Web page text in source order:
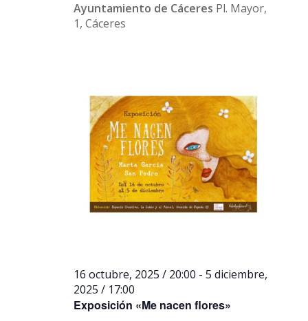
Ayuntamiento de Cáceres Pl. Mayor,
1, Cáceres
Exposición «Me nacen flores»
16 octubre, 2025 / 20:00 -5 diciembre,
2025 / 17:00